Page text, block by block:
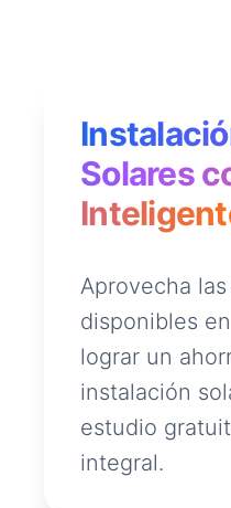
Solares
Aprovecha
disponibles
lograr un
instalación
estudio
integral.